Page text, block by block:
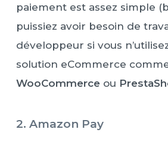
paiement est assez simple
puissiez avoir besoin de
développeur si vous
solution eCommerce
WooCommerce ou
2. Amazon Pay